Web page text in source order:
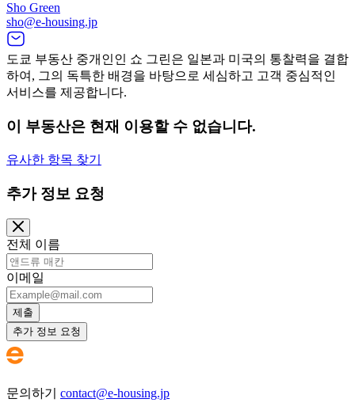
Sho Green
sho@e-housing.jp
도쿄 부동산 중개인인 쇼 그린은 일본과 미국의 통찰력을 결합
하여, 그의 독특한 배경을 바탕으로 세심하고 고객 중심적인
서비스를 제공합니다.
이 부동산은 현재 이용할 수 없습니다.
유사한 항목 찾기
추가 정보 요청
전체 이름
이메일
제출
추가 정보 요청
문의하기 contact@e-housing.jp